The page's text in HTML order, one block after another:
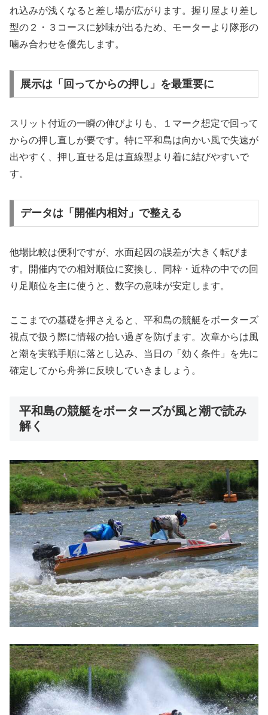
れ込みが浅くなると差し場が広がります。握り屋より差し
型の２・３コースに妙味が出るため、モーターより隊形の
噛み合わせを優先します。
展示は「回ってからの押し」を最重要に
スリット付近の一瞬の伸びよりも、１マーク想定で回って
からの押し直しが要です。特に平和島は向かい風で失速が
出やすく、押し直せる足は直線型より着に結びやすいで
す。
データは「開催内相対」で整える
他場比較は便利ですが、水面起因の誤差が大きく転びま
す。開催内での相対順位に変換し、同枠・近枠の中での回
り足順位を主に使うと、数字の意味が安定します。
ここまでの基礎を押さえると、平和島の競艇をボーターズ
視点で扱う際に情報の拾い過ぎを防げます。次章からは風
と潮を実戦手順に落とし込み、当日の「効く条件」を先に
確定してから舟券に反映していきましょう。
平和島の競艇をボーターズが風と潮で読み
解く